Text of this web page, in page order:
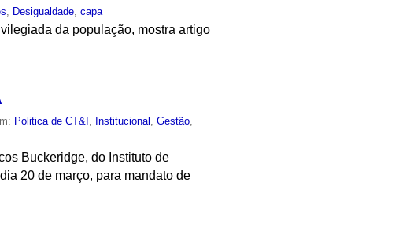
Desigualdade ,capa
da população, mostra artigo
Politica de CT&I Institucional ,Gestão
Buckeridge, do Instituto de
20 de março, para mandato de